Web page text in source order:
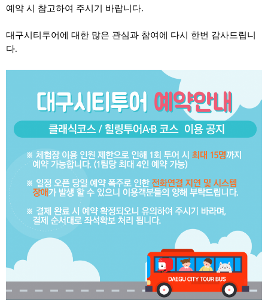
예약 시 참고하여 주시기 바랍니다.
대구시티투어에 대한 많은 관심과 참여에 다시 한번 감사드립니
다.